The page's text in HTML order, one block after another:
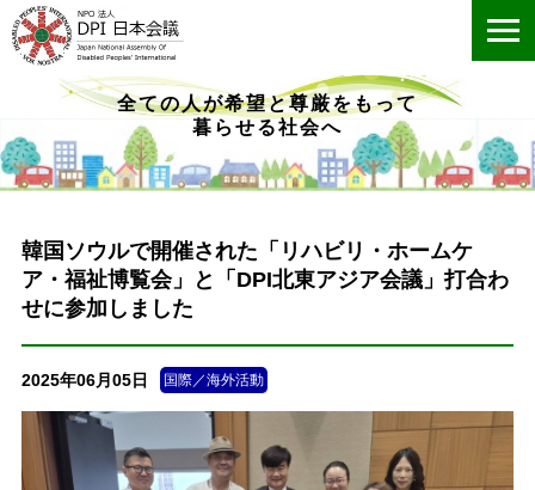
全ての人が希望と尊厳をもって
暮らせる社会へ
韓国ソウルで開催された「リハビリ・ホームケ
ア・福祉博覧会」と「DPI北東アジア会議」打合わ
せに参加しました
2025年06月05日 国際／海外活動